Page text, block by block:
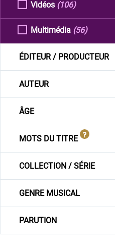
Vidéos (106)
Multimédia (56)
ÉDITEUR / PRODUCTEUR
AUTEUR
ÂGE
MOTS DU TITRE
COLLECTION / SÉRIE
GENRE MUSICAL
PARUTION